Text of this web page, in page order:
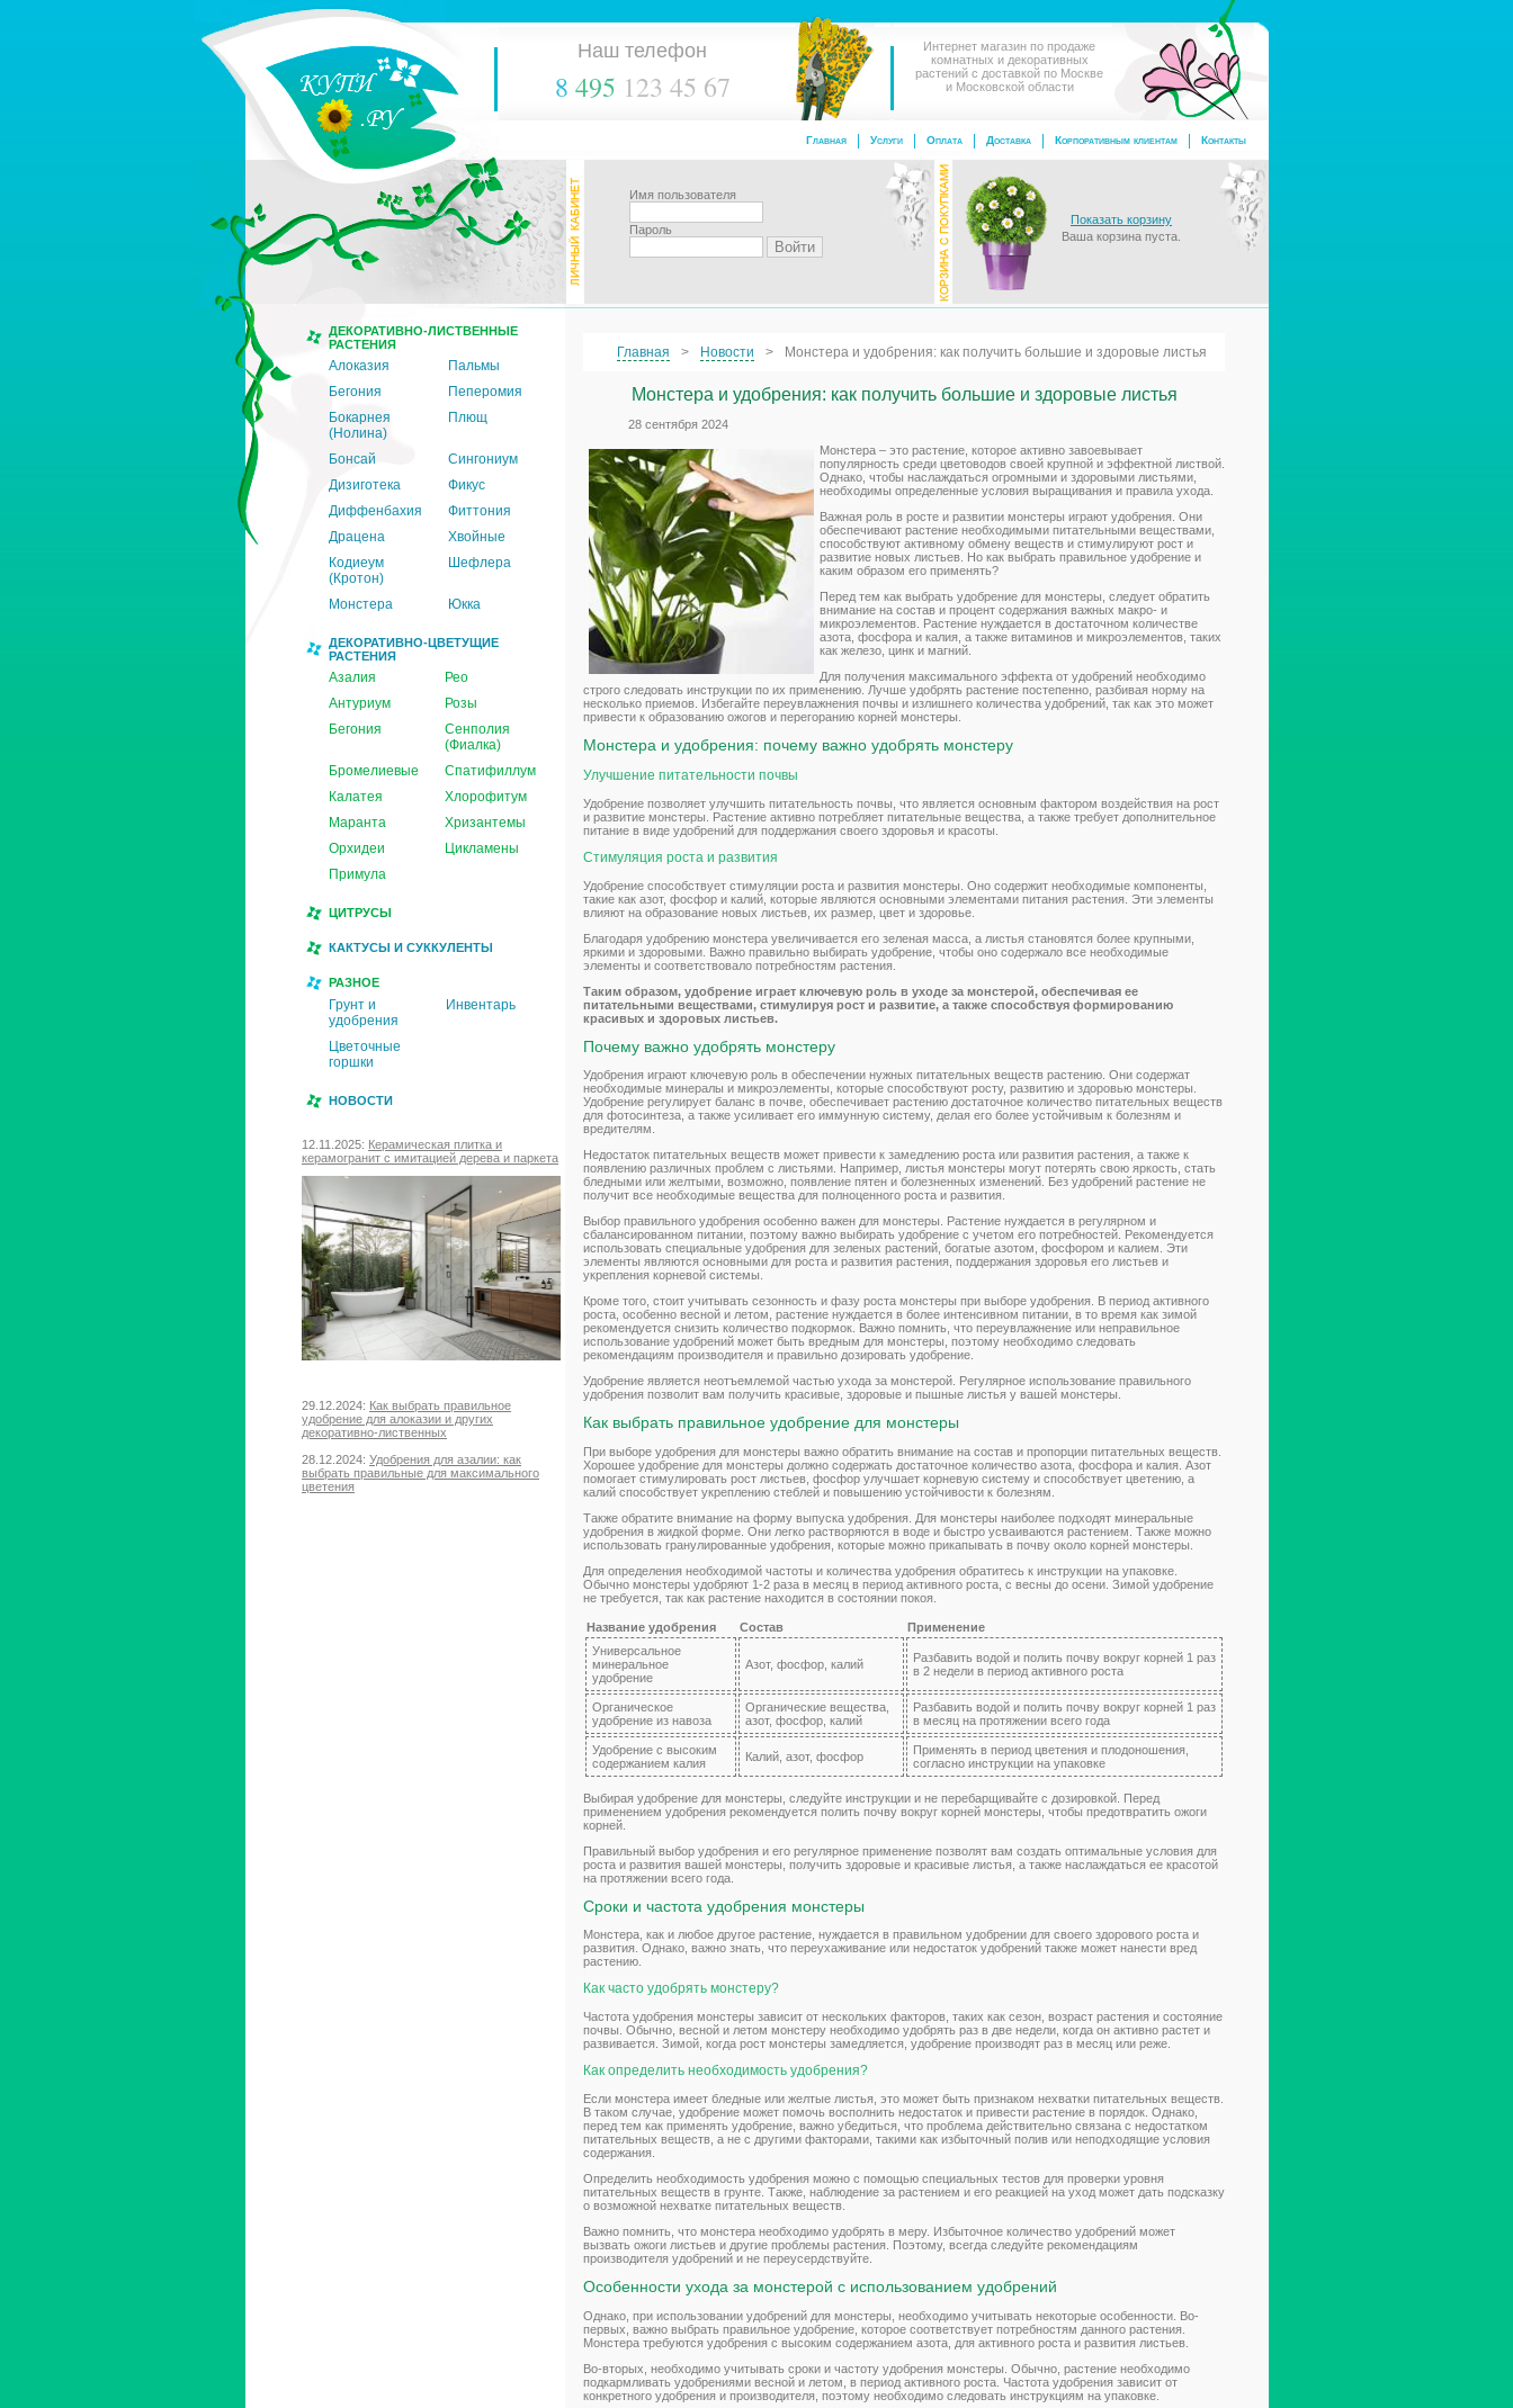
Наш телефон
8 495 123 45 67
Интернет магазин по продаже
комнатных и декоративных
растений с доставкой по Москве
и Московской области
Контакты
Корпоративным клиентам
Доставка
Оплата
Услуги
Главная
Имя пользователя
Пароль
Показать корзину
Ваша корзина пуста.
ДЕКОРАТИВНО-ЛИСТВЕННЫЕ
РАСТЕНИЯ
Алоказия
Пальмы
Бегония
Пеперомия
Бокарнея
(Нолина)
Плющ
Бонсай
Сингониум
Дизиготека
Фикус
Диффенбахия
Фиттония
Драцена
Хвойные
Кодиеум
(Кротон)
Шефлера
Монстера Юкка
ДЕКОРАТИВНО-ЦВЕТУЩИЕ
РАСТЕНИЯ
Азалия
Рео
Антуриум
Розы
Бегония
Сенполия
(Фиалка)
Бромелиевые
Спатифиллум
Калатея
Хлорофитум
Маранта
Хризантемы
Орхидеи
Цикламены
Примула
ЦИТРУСЫ
КАКТУСЫ И СУККУЛЕНТЫ
РАЗНОЕ
Грунт и
удобрения
Инвентарь
Цветочные
горшки
НОВОСТИ
12.11.2025: Керамическая плитка и
керамогранит с имитацией дерева и паркета
29.12.2024: Как выбрать правильное
удобрение для алоказии и других
декоративно-лиственных
28.12.2024: Удобрения для азалии: как
выбрать правильные для максимального
цветения
Главная Новости Монстера и удобрения: как получить большие и здоровые листья
Монстера и удобрения: как получить большие и здоровые листья
28 сентября 2024
Монстера – это растение, которое активно завоевывает
популярность среди цветоводов своей крупной и эффектной листвой.
Однако, чтобы наслаждаться огромными и здоровыми листьями,
необходимы определенные условия выращивания и правила ухода.
Важная роль в росте и развитии монстеры играют удобрения. Они
обеспечивают растение необходимыми питательными веществами,
способствуют активному обмену веществ и стимулируют рост и
развитие новых листьев. Но как выбрать правильное удобрение и
каким образом его применять?
Перед тем как выбрать удобрение для монстеры, следует обратить
внимание на состав и процент содержания важных макро- и
микроэлементов. Растение нуждается в достаточном количестве
азота, фосфора и калия, а также витаминов и микроэлементов, таких
как железо, цинк и магний.
Для получения максимального эффекта от удобрений необходимо
строго следовать инструкции по их применению. Лучше удобрять растение постепенно, разбивая норму на
несколько приемов. Избегайте переувлажнения почвы и излишнего количества удобрений, так как это может
привести к образованию ожогов и перегоранию корней монстеры.
Монстера и удобрения: почему важно удобрять монстеру
Улучшение питательности почвы
Удобрение позволяет улучшить питательность почвы, что является основным фактором воздействия на рост
и развитие монстеры. Растение активно потребляет питательные вещества, а также требует дополнительное
питание в виде удобрений для поддержания своего здоровья и красоты.
Стимуляция роста и развития
Удобрение способствует стимуляции роста и развития монстеры. Оно содержит необходимые компоненты,
такие как азот, фосфор и калий, которые являются основными элементами питания растения. Эти элементы
влияют на образование новых листьев, их размер, цвет и здоровье.
Благодаря удобрению монстера увеличивается его зеленая масса, а листья становятся более крупными,
яркими и здоровыми. Важно правильно выбирать удобрение, чтобы оно содержало все необходимые
элементы и соответствовало потребностям растения.
Таким образом, удобрение играет ключевую роль в уходе за монстерой, обеспечивая ее
питательными веществами, стимулируя рост и развитие, а также способствуя формированию
красивых и здоровых листьев.
Почему важно удобрять монстеру
Удобрения играют ключевую роль в обеспечении нужных питательных веществ растению. Они содержат
необходимые минералы и микроэлементы, которые способствуют росту, развитию и здоровью монстеры.
Удобрение регулирует баланс в почве, обеспечивает растению достаточное количество питательных веществ
для фотосинтеза, а также усиливает его иммунную систему, делая его более устойчивым к болезням и
вредителям.
Недостаток питательных веществ может привести к замедлению роста или развития растения, а также к
появлению различных проблем с листьями. Например, листья монстеры могут потерять свою яркость, стать
бледными или желтыми, возможно, появление пятен и болезненных изменений. Без удобрений растение не
получит все необходимые вещества для полноценного роста и развития.
Выбор правильного удобрения особенно важен для монстеры. Растение нуждается в регулярном и
сбалансированном питании, поэтому важно выбирать удобрение с учетом его потребностей. Рекомендуется
использовать специальные удобрения для зеленых растений, богатые азотом, фосфором и калием. Эти
элементы являются основными для роста и развития растения, поддержания здоровья его листьев и
укрепления корневой системы.
Кроме того, стоит учитывать сезонность и фазу роста монстеры при выборе удобрения. В период активного
роста, особенно весной и летом, растение нуждается в более интенсивном питании, в то время как зимой
рекомендуется снизить количество подкормок. Важно помнить, что переувлажнение или неправильное
использование удобрений может быть вредным для монстеры, поэтому необходимо следовать
рекомендациям производителя и правильно дозировать удобрение.
Удобрение является неотъемлемой частью ухода за монстерой. Регулярное использование правильного
удобрения позволит вам получить красивые, здоровые и пышные листья у вашей монстеры.
Как выбрать правильное удобрение для монстеры
При выборе удобрения для монстеры важно обратить внимание на состав и пропорции питательных веществ.
Хорошее удобрение для монстеры должно содержать достаточное количество азота, фосфора и калия. Азот
помогает стимулировать рост листьев, фосфор улучшает корневую систему и способствует цветению, а
калий способствует укреплению стеблей и повышению устойчивости к болезням.
Также обратите внимание на форму выпуска удобрения. Для монстеры наиболее подходят минеральные
удобрения в жидкой форме. Они легко растворяются в воде и быстро усваиваются растением. Также можно
использовать гранулированные удобрения, которые можно прикапывать в почву около корней монстеры.
Для определения необходимой частоты и количества удобрения обратитесь к инструкции на упаковке.
Обычно монстеры удобряют 1-2 раза в месяц в период активного роста, с весны до осени. Зимой удобрение
не требуется, так как растение находится в состоянии покоя.
Название удобрения Состав
Применение
Универсальное
минеральное
удобрение
Азот, фосфор, калий
Разбавить водой и полить почву вокруг корней 1 раз
в 2 недели в период активного роста
Органическое
удобрение из навоза
Органические вещества,
азот, фосфор, калий
Разбавить водой и полить почву вокруг корней 1 раз
в месяц на протяжении всего года
Удобрение с высоким
содержанием калия
Калий, азот, фосфор
Применять в период цветения и плодоношения,
согласно инструкции на упаковке
Выбирая удобрение для монстеры, следуйте инструкции и не перебарщивайте с дозировкой. Перед
применением удобрения рекомендуется полить почву вокруг корней монстеры, чтобы предотвратить ожоги
корней.
Правильный выбор удобрения и его регулярное применение позволят вам создать оптимальные условия для
роста и развития вашей монстеры, получить здоровые и красивые листья, а также наслаждаться ее красотой
на протяжении всего года.
Сроки и частота удобрения монстеры
Монстера, как и любое другое растение, нуждается в правильном удобрении для своего здорового роста и
развития. Однако, важно знать, что переухаживание или недостаток удобрений также может нанести вред
растению.
Как часто удобрять монстеру?
Частота удобрения монстеры зависит от нескольких факторов, таких как сезон, возраст растения и состояние
почвы. Обычно, весной и летом монстеру необходимо удобрять раз в две недели, когда он активно растет и
развивается. Зимой, когда рост монстеры замедляется, удобрение производят раз в месяц или реже.
Как определить необходимость удобрения?
Если монстера имеет бледные или желтые листья, это может быть признаком нехватки питательных веществ.
В таком случае, удобрение может помочь восполнить недостаток и привести растение в порядок. Однако,
перед тем как применять удобрение, важно убедиться, что проблема действительно связана с недостатком
питательных веществ, а не с другими факторами, такими как избыточный полив или неподходящие условия
содержания.
Определить необходимость удобрения можно с помощью специальных тестов для проверки уровня
питательных веществ в грунте. Также, наблюдение за растением и его реакцией на уход может дать подсказку
о возможной нехватке питательных веществ.
Важно помнить, что монстера необходимо удобрять в меру. Избыточное количество удобрений может
вызвать ожоги листьев и другие проблемы растения. Поэтому, всегда следуйте рекомендациям
производителя удобрений и не переусердствуйте.
Особенности ухода за монстерой с использованием удобрений
Однако, при использовании удобрений для монстеры, необходимо учитывать некоторые особенности. Во-
первых, важно выбрать правильное удобрение, которое соответствует потребностям данного растения.
Монстера требуются удобрения с высоким содержанием азота, для активного роста и развития листьев.
Во-вторых, необходимо учитывать сроки и частоту удобрения монстеры. Обычно, растение необходимо
подкармливать удобрениями весной и летом, в период активного роста. Частота удобрения зависит от
конкретного удобрения и производителя, поэтому необходимо следовать инструкциям на упаковке.